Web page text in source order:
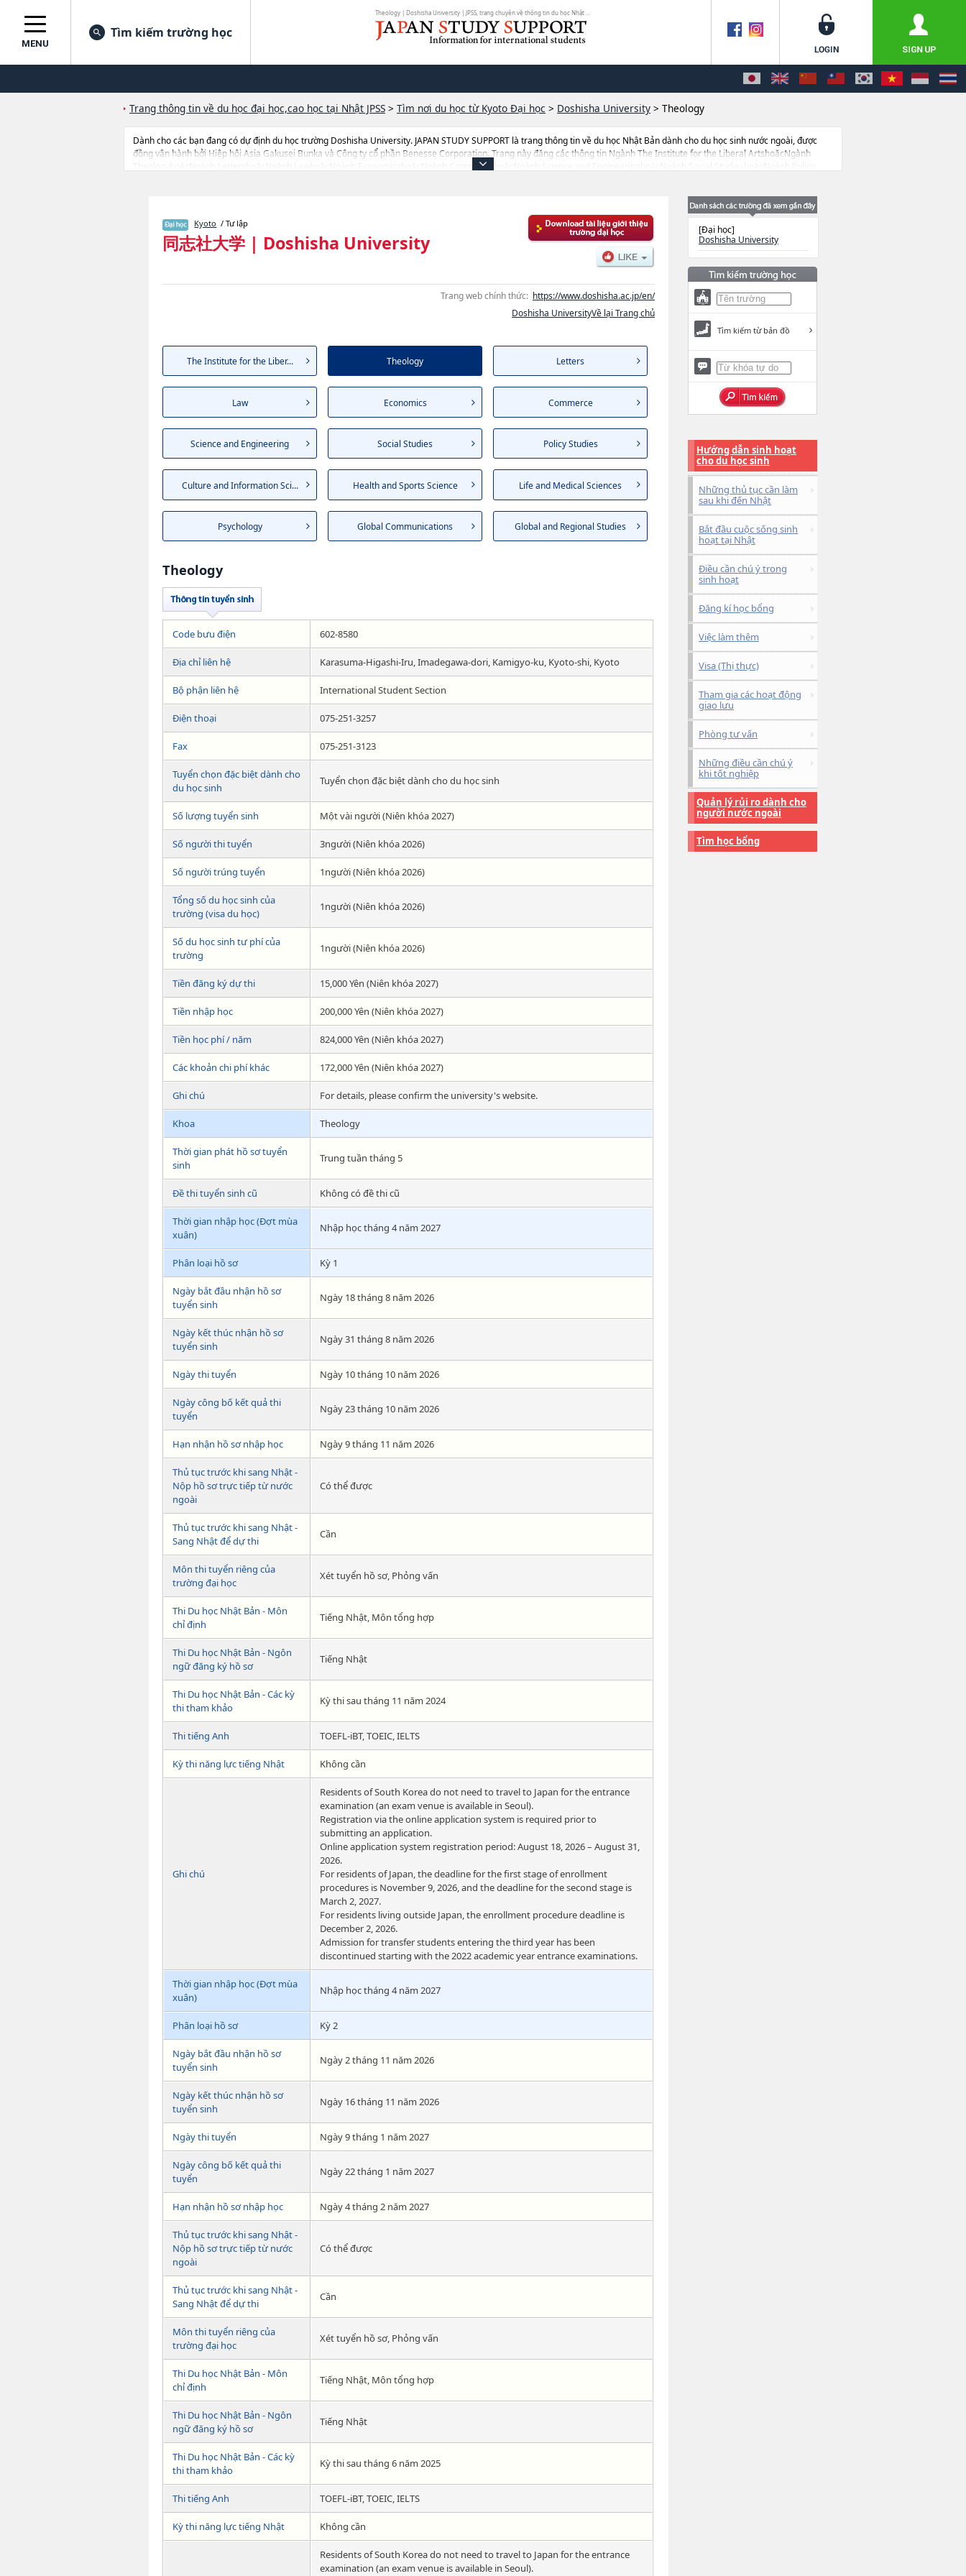
MENU
Tìm kiếm trường học
Trang thông tin về du học đại học,cao học tại Nhật JPSS > Tìm nơi du học từ Kyoto Đại học > Doshisha University > Theology
Dành cho các bạn đang có dự định du học trường Doshisha University. JAPAN STUDY SUPPORT là trang thông tin về du học Nhật Bản dành cho du học sinh nước ngoài, được
đồng vận hành bởi Hiệp hội Asia Gakusei Bunka và Công ty cổ phần Benesse Corporation. Trang này đăng các thông tin Ngành The Institute for the Liberal ArtshoặcNgành
TheologyhoặcNgành LettershoặcNgành LawhoặcNgành EconomicshoặcNgành CommercehoặcNgành Science and EngineeringhoặcNgành Social StudieshoặcNgành Policy
liên quan tới Doshisha University thì hãy sử dụng trang web này.Ngoài ra còn có cả thông tin của khoảng 1.300 trường đại học, cao học, trường đại học ngắn hạn, trường chuyên
môn đang tiếp nhận du học sinh.
Kyoto / Tư lập
同志社大学 | Doshisha University
Trang web chính thức: https://www.doshisha.ac.jp/en/
Doshisha UniversityVề lại Trang chủ
The Institute for the Liber... Theology Letters
Law Economics Commerce
Science and Engineering Social Studies Policy Studies
Culture and Information Sci... Health and Sports Science Life and Medical Sciences
Psychology Global Communications Global and Regional Studies
Theology
Code bưu điện 602-8580
Địa chỉ liên hệ Karasuma-Higashi-Iru, Imadegawa-dori, Kamigyo-ku, Kyoto-shi, Kyoto
Bộ phận liên hệ International Student Section
Điện thoại 075-251-3257
Fax 075-251-3123
Tuyển chọn đặc biệt dành cho
du học sinh
Tuyển chọn đặc biệt dành cho du học sinh
Số lượng tuyển sinh Một vài người (Niên khóa 2027)
Số người thi tuyển 3người (Niên khóa 2026)
Số người trúng tuyển 1người (Niên khóa 2026)
Tổng số du học sinh của
trường (visa du học)
1người (Niên khóa 2026)
Số du học sinh tư phí của
trường
1người (Niên khóa 2026)
Tiền đăng ký dự thi 15,000 Yên (Niên khóa 2027)
Tiền nhập học 200,000 Yên (Niên khóa 2027)
Tiền học phí / năm 824,000 Yên (Niên khóa 2027)
Các khoản chi phí khác 172,000 Yên (Niên khóa 2027)
Ghi chú For details, please confirm the university's website.
Khoa Theology
Thời gian phát hồ sơ tuyển
sinh
Trung tuần tháng 5
Đề thi tuyển sinh cũ Không có đề thi cũ
Thời gian nhập học (Đợt mùa
xuân)
Nhập học tháng 4 năm 2027
Phân loại hồ sơ Kỳ 1
Ngày bắt đầu nhận hồ sơ
tuyển sinh
Ngày 18 tháng 8 năm 2026
Ngày kết thúc nhận hồ sơ
tuyển sinh
Ngày 31 tháng 8 năm 2026
Ngày thi tuyển Ngày 10 tháng 10 năm 2026
Ngày công bố kết quả thi
tuyển
Ngày 23 tháng 10 năm 2026
Hạn nhận hồ sơ nhập học Ngày 9 tháng 11 năm 2026
Thủ tục trước khi sang Nhật -
Nộp hồ sơ trực tiếp từ nước
ngoài
Có thể được
Thủ tục trước khi sang Nhật -
Sang Nhật để dự thi
Cần
Môn thi tuyển riêng của
trường đại học
Xét tuyển hồ sơ, Phỏng vấn
Thi Du học Nhật Bản - Môn
chỉ định
Tiếng Nhật, Môn tổng hợp
Thi Du học Nhật Bản - Ngôn
ngữ đăng ký hồ sơ
Tiếng Nhật
Thi Du học Nhật Bản - Các kỳ
thi tham khảo
Kỳ thi sau tháng 11 năm 2024
Thi tiếng Anh TOEFL-iBT, TOEIC, IELTS
Kỳ thi năng lực tiếng Nhật Không cần
Ghi chú
Residents of South Korea do not need to travel to Japan for the entrance
examination (an exam venue is available in Seoul).
Registration via the online application system is required prior to
submitting an application.
Online application system registration period: August 18, 2026 – August 31,
2026.
For residents of Japan, the deadline for the first stage of enrollment
procedures is November 9, 2026, and the deadline for the second stage is
March 2, 2027.
For residents living outside Japan, the enrollment procedure deadline is
December 2, 2026.
Admission for transfer students entering the third year has been
discontinued starting with the 2022 academic year entrance examinations.
Thời gian nhập học (Đợt mùa
xuân)
Nhập học tháng 4 năm 2027
Phân loại hồ sơ Kỳ 2
Ngày bắt đầu nhận hồ sơ
tuyển sinh
Ngày 2 tháng 11 năm 2026
Ngày kết thúc nhận hồ sơ
tuyển sinh
Ngày 16 tháng 11 năm 2026
Ngày thi tuyển Ngày 9 tháng 1 năm 2027
Ngày công bố kết quả thi
tuyển
Ngày 22 tháng 1 năm 2027
Hạn nhận hồ sơ nhập học Ngày 4 tháng 2 năm 2027
Thủ tục trước khi sang Nhật -
Nộp hồ sơ trực tiếp từ nước
ngoài
Có thể được
Thủ tục trước khi sang Nhật -
Sang Nhật để dự thi
Cần
Môn thi tuyển riêng của
trường đại học
Xét tuyển hồ sơ, Phỏng vấn
Thi Du học Nhật Bản - Môn
chỉ định
Tiếng Nhật, Môn tổng hợp
Thi Du học Nhật Bản - Ngôn
ngữ đăng ký hồ sơ
Tiếng Nhật
Thi Du học Nhật Bản - Các kỳ
thi tham khảo
Kỳ thi sau tháng 6 năm 2025
Thi tiếng Anh TOEFL-iBT, TOEIC, IELTS
Kỳ thi năng lực tiếng Nhật Không cần
Residents of South Korea do not need to travel to Japan for the entrance
examination (an exam venue is available in Seoul).
[Đại học]
Doshisha University
Tìm kiếm từ bản đồ
Hướng dẫn sinh hoạt
cho du học sinh
Những thủ tục cần làm
sau khi đến Nhật
Bắt đầu cuộc sống sinh
hoạt tại Nhật
Điều cần chú ý trong
sinh hoạt
Đăng kí học bổng
Việc làm thêm
Visa (Thị thực)
Tham gia các hoạt động
giao lưu
Phòng tư vấn
Những điều cần chú ý
khi tốt nghiệp
Quản lý rủi ro dành cho
người nước ngoài
Tìm học bổng